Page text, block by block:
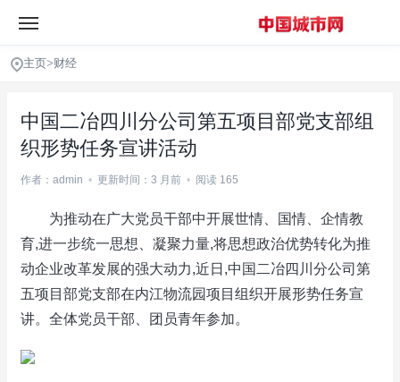
主页>财经
中国二冶四川分公司第五项目部党支部组
织形势任务宣讲活动
作者：admin • 更新时间：3 月前 • 阅读 165
为推动在广大党员干部中开展世情、国情、企情教
育,进一步统一思想、凝聚力量,将思想政治优势转化为推
动企业改革发展的强大动力,近日,中国二冶四川分公司第
五项目部党支部在内江物流园项目组织开展形势任务宣
讲。全体党员干部、团员青年参加。